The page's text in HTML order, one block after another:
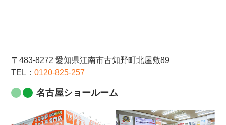
〒483-8272 愛知県江南市古知野町北屋敷89
TEL：0120-825-257
名古屋ショールーム